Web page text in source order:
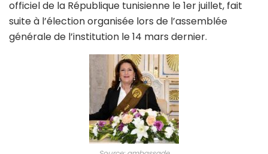
officiel de la République tunisienne le 1er juillet, fait
suite à l’élection organisée lors de l’assemblée
générale de l’institution le 14 mars dernier.